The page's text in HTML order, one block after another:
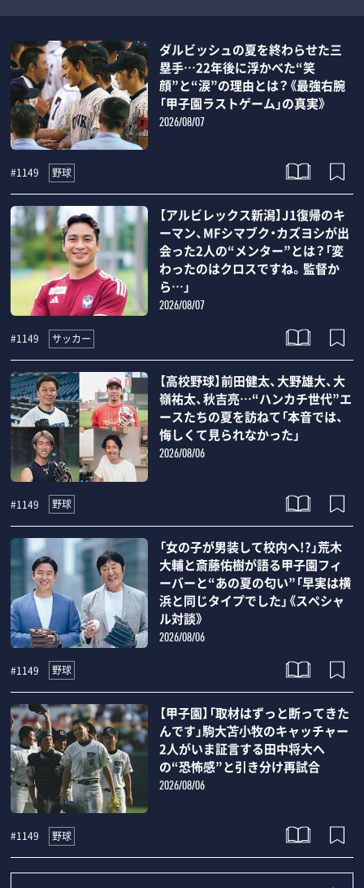
ダルビッシュの夏を終わらせた三
塁手…22年後に浮かべた“笑
顔”と“涙”の理由とは？《最強右腕
「甲子園ラストゲーム」の真実》
2026/08/07
#1149 野球
【アルビレックス新潟】J1復帰のキ
ーマン、MFシマブク・カズヨシが出
会った2人の“メンター”とは？「変
わったのはクロスですね。監督か
ら…」
2026/08/07
#1149 サッカー
【高校野球】前田健太、大野雄大、大
嶺祐太、秋吉亮…“ハンカチ世代”エ
ースたちの夏を訪ねて「本音では、
悔しくて見られなかった」
2026/08/06
#1149 野球
「女の子が男装して校内へ!?」荒木
大輔と斎藤佑樹が語る甲子園フィ
ーバーと“あの夏の匂い”「早実は横
浜と同じタイプでした」《スペシャ
ル対談》
2026/08/06
#1149 野球
【甲子園】「取材はずっと断ってきた
んです」駒大苫小牧のキャッチャー
2人がいま証言する田中将大へ
の“恐怖感”と引き分け再試合
2026/08/06
#1149 野球